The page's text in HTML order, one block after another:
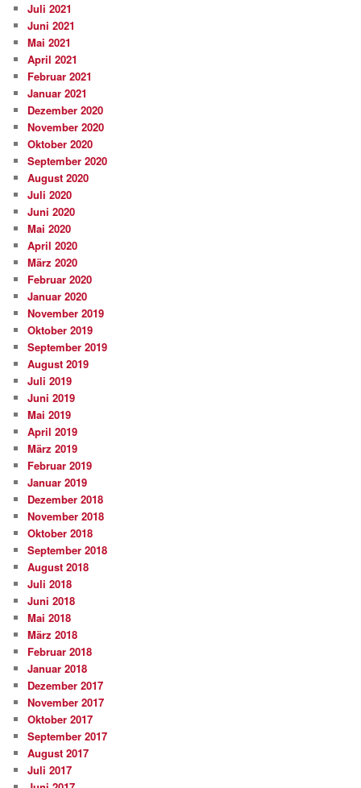
Juli 2021
Juni 2021
Mai 2021
April 2021
Februar 2021
Januar 2021
Dezember 2020
November 2020
Oktober 2020
September 2020
August 2020
Juli 2020
Juni 2020
Mai 2020
April 2020
März 2020
Februar 2020
Januar 2020
November 2019
Oktober 2019
September 2019
August 2019
Juli 2019
Juni 2019
Mai 2019
April 2019
März 2019
Februar 2019
Januar 2019
Dezember 2018
November 2018
Oktober 2018
September 2018
August 2018
Juli 2018
Juni 2018
Mai 2018
März 2018
Februar 2018
Januar 2018
Dezember 2017
November 2017
Oktober 2017
September 2017
August 2017
Juli 2017